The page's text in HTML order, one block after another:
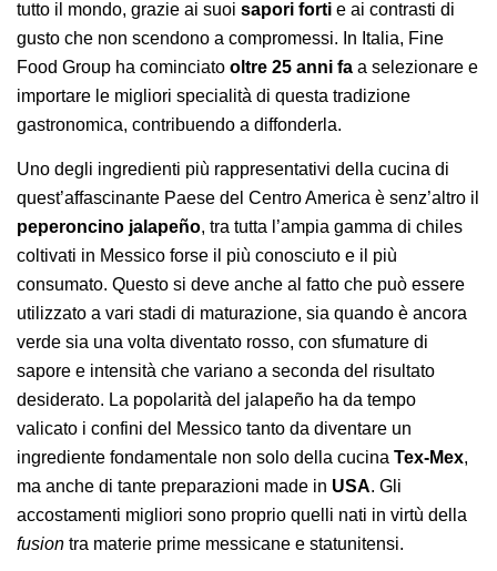
tutto il mondo, grazie ai suoi sapori forti e ai contrasti di
gusto che non scendono a compromessi. In Italia, Fine
Food Group ha cominciato oltre 25 anni fa a selezionare e
importare le migliori specialità di questa tradizione
gastronomica, contribuendo a diffonderla.
Uno degli ingredienti più rappresentativi della cucina di
quest’affascinante Paese del Centro America è senz’altro il
peperoncino jalapeño, tra tutta l’ampia gamma di chiles
coltivati in Messico forse il più conosciuto e il più
consumato. Questo si deve anche al fatto che può essere
utilizzato a vari stadi di maturazione, sia quando è ancora
verde sia una volta diventato rosso, con sfumature di
sapore e intensità che variano a seconda del risultato
desiderato. La popolarità del jalapeño ha da tempo
valicato i confini del Messico tanto da diventare un
ingrediente fondamentale non solo della cucina Tex-Mex,
ma anche di tante preparazioni made in USA. Gli
accostamenti migliori sono proprio quelli nati in virtù della
fusion tra materie prime messicane e statunitensi.